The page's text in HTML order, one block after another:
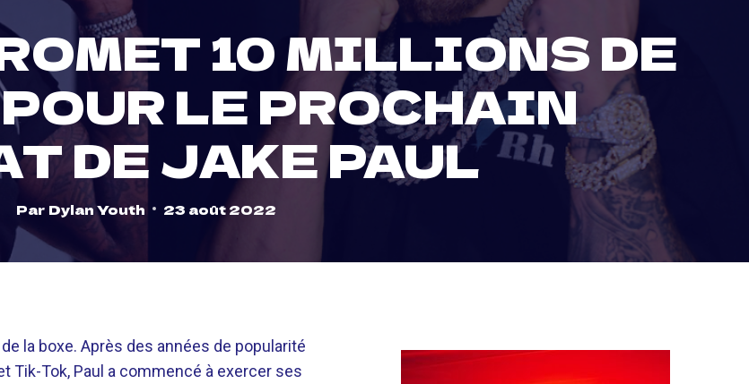
10 MILLIONS DE
LE PROCHAIN
DE JAKE PAUL
Par Dylan Youth 23 août 2022
la boxe. Après des années de popularité
Tik-Tok, Paul a commencé à exercer ses